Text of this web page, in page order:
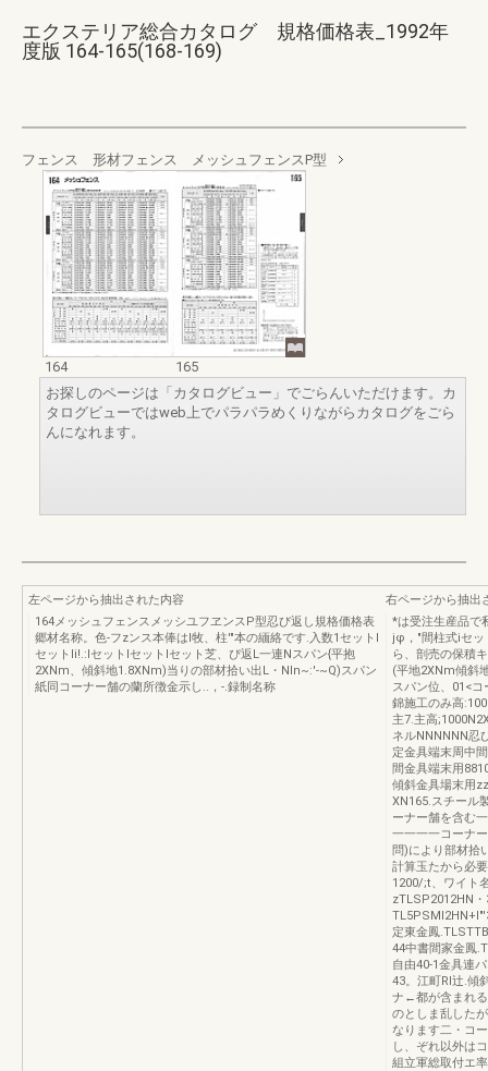
エクステリア総合カタログ 規格価格表_1992年
度版 164-165(168-169)
フェンス 形材フェンス メッシュフェンスP型
164
165
お探しのページは「カタログビュー」でごらんいただけます。カ
タログビューではweb上でパラパラめくりながらカタログをごら
んになれます。
左ページから抽出された内容
164メッシュフェンスメッシユフヱンスP型忍び返し規格価格表
郷材名称。色-フzンス本俸はl牧、柱'"本の緬絡です.入数1セットl
セットIi!.:lセットlセットlセット芝、ぴ返L一連Nスパン{平抱
2XNm、傾斜地1.8XNm)当りの部材拾い出L・Nln~:'-~Q)スパン
紙同コーナー舗の蘭所徴金示し..，-.録制名称
右ページから抽出
*は受注生産品で
jφ，"間柱式iセッ
ら、剖売の保積
(平地2XNm傾斜
スパン位、01<
錦施工のみ高
主7.主高
ネルNNNNNN忍
定金具端末周中
間金具端末用
傾斜金具場末用
XN165.スチール
ーナー舗を含む
一一一一コーナ
問)により部材拾
計算玉たから必
1200/;t、ワイト
zTLSP2012HN
定東金鳳
44中書間家金鳳
自由40-1金具連
43。江町RI辻.傾
ナ←都が含まれ
のとしま乱した
なります二・コ
し、ぞれ以外は
組立軍総取付エ